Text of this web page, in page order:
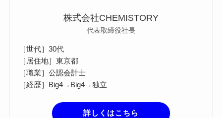
株式会社CHEMISTORY
代表取締役社長
［世代］30代
［居住地］東京都
［職業］公認会計士
［経歴］Big4→Big4→独立
詳しくはこちら